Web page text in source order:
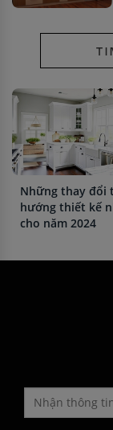
Những thay đổi
hướng thiết kế
cho năm 2024